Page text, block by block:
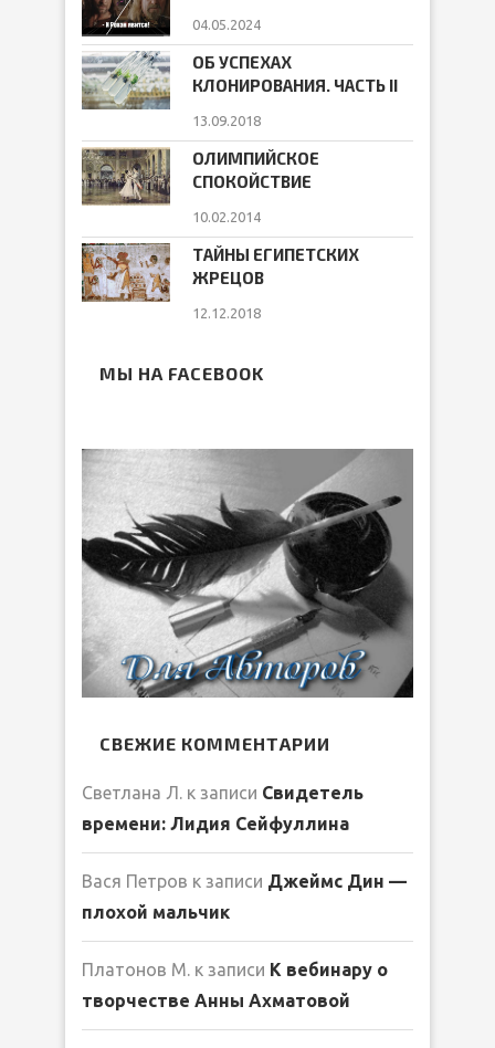
04.05.2024
ОБ УСПЕХАХ
КЛОНИРОВАНИЯ. ЧАСТЬ II
13.09.2018
ОЛИМПИЙСКОЕ
СПОКОЙСТВИЕ
10.02.2014
ТАЙНЫ ЕГИПЕТСКИХ
ЖРЕЦОВ
12.12.2018
МЫ НА FACEBOOK
СВЕЖИЕ КОММЕНТАРИИ
Светлана Л. к записи Свидетель
времени: Лидия Сейфуллина
Вася Петров к записи Джеймс Дин —
плохой мальчик
Платонов М. к записи К вебинару о
творчестве Анны Ахматовой